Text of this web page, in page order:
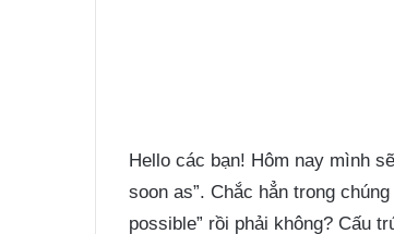
Hello các bạn! Hôm nay mình
soon as”. Chắc hẳn trong
possible” rồi phải không? Cấu